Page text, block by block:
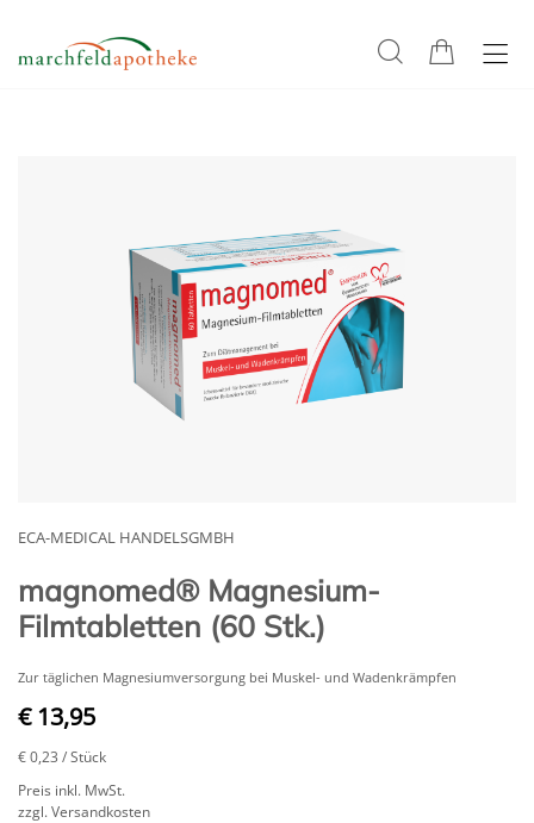
ECA-MEDICAL HANDELSGMBH
magnomed® Magnesium-
Filmtabletten (60 Stk.)
Zur täglichen Magnesiumversorgung bei Muskel- und Wadenkrämpfen
€ 13,95
€ 0,23 / Stück
Preis inkl. MwSt.
zzgl. Versandkosten